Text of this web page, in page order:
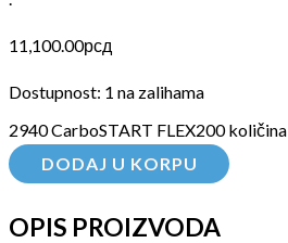
11,100.00рсд
Dostupnost: 1 na zalihama
2940 CarboSTART FLEX200 količina
DODAJ U KORPU
OPIS PROIZVODA